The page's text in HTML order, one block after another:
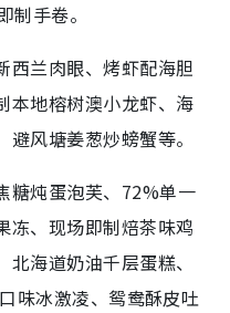
制手卷。
西兰肉眼、烤虾配海胆
本地榕树澳小龙虾、海
风塘姜葱炒螃蟹等。
糖炖蛋泡芙、72%单一
冻、现场即制焙茶味鸡
海道奶油千层蛋糕、
味冰激凌、鸳鸯酥皮吐